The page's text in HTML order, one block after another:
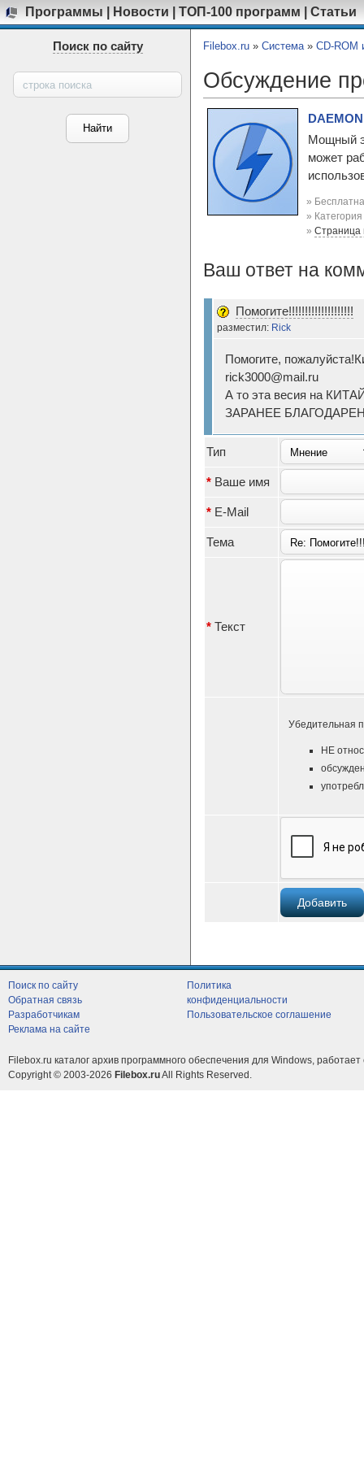
Программы Новости ТОП-100 программ Статьи
Поиск по сайту Filebox.ru » Система» CD-ROM
Обсуждение
Мощный
может
»
» Категория
» Страница
Ваш ответ на
Помогите!!!!!!!!!!!!!!!!!!!!
разместил: Rick
Помогите,
rick3000@mail.ru
А то эта весия на
ЗАРАНЕЕ
Тип
* Ваше имя
* E-Mail
Тема
* Текст
Убедительная
НЕ
Поиск по сайту
Обратная связь
Разработчикам
Реклама на сайте
Политика
конфиденциальности
Пользовательское соглашение
Filebox.ru каталог архив программного обеспечения для Windows, работает
Copyright © 2003-2026 Filebox.ruAll Rights Reserved.